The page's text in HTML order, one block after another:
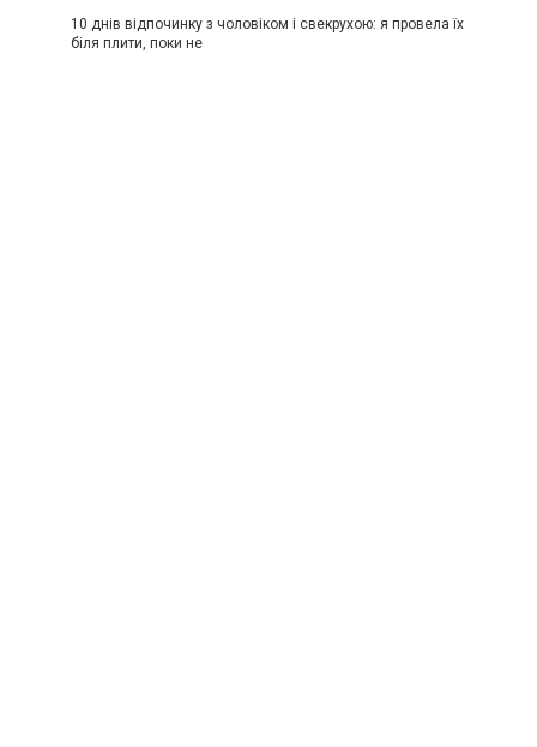
10 днів відпочинку з чоловіком і свекрухою: я провела їх
біля плити, поки не